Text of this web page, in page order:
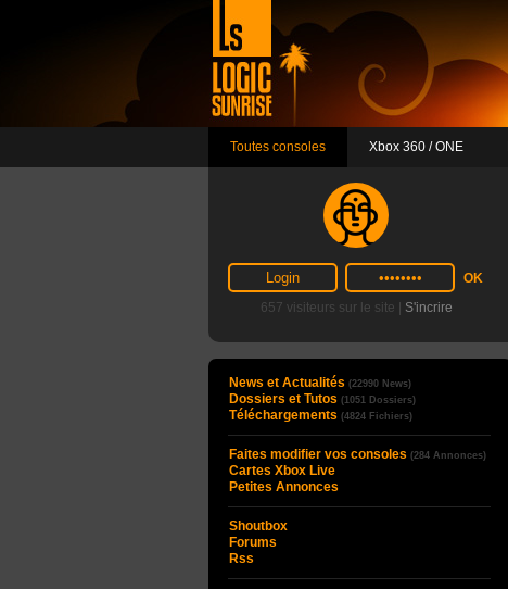
Toutes consoles Xbox 360 / ONE
657 visiteurs sur le site | S'incrire
News et Actualités (22990 News)
Dossiers et Tutos (1051 Dossiers)
Téléchargements (4824 Fichiers)
Faites modifier vos consoles (284 Annonces)
Cartes Xbox Live
Petites Annonces
Shoutbox
Forums
Rss